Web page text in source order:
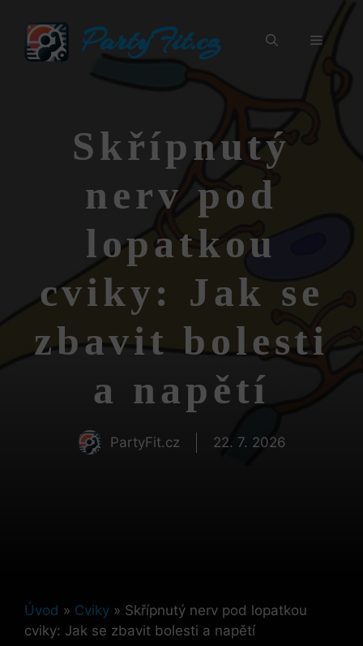
obsah
PartyFit.cz Menu
Skřípnutý
nerv pod
lopatkou
cviky: Jak se
zbavit bolesti
a napětí
PartyFit.cz 22. 7. 2026
Úvod » Cviky » Skřípnutý nerv pod lopatkou
cviky: Jak se zbavit bolesti a napětí